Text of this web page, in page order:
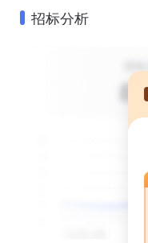
招标分析